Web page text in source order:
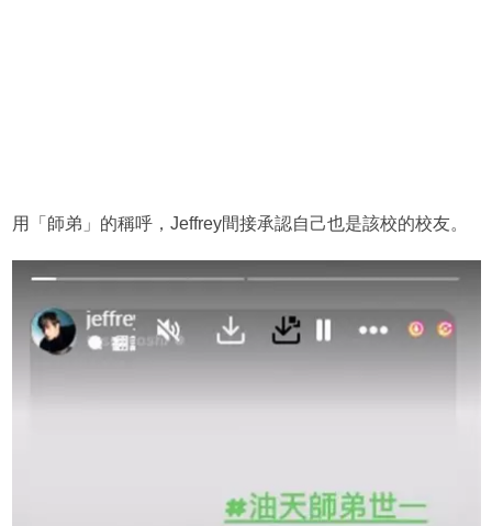
用「師弟」的稱呼，Jeffrey間接承認自己也是該校的校友。